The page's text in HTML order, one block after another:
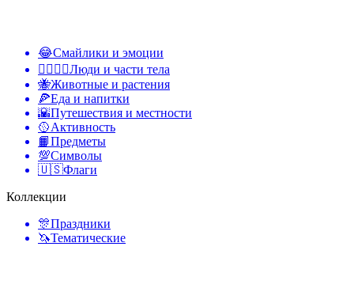
😂Смайлики и эмоции
👩‍❤️‍💋‍👨Люди и части тела
🐝Животные и растения
🍕Еда и напитки
🌇Путешествия и местности
🥎Активность
📙Предметы
💯Символы
🇺🇸Флаги
Коллекции
🎊Праздники
🦄Тематические